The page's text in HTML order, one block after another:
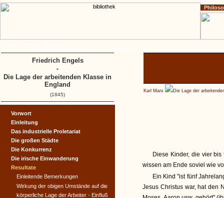
Karl Marx Die Lage der
Diese Kinder, die vier
wissen am Ende soviel wie
Ein Kind "ist fünf
Jesus Christus war, hat den
Vorwort
Einleitung
Das industrielle Proletariat
Die großen Städte
Die Konkurrenz
Die irische Einwanderung
Resultate
Einleitende Bemerkungen
Wirkung der obigen Umstände auf die
körperliche Lage der Arbeiter - Einfluß
Friedrich Engels
-
Die Lage der arbeitenden Klasse in
England
(1845)